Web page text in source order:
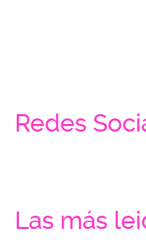
Redes
Las más